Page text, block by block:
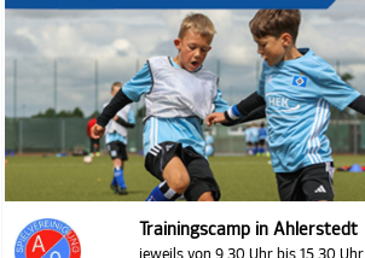
Trainingscamp in Ahlerstedt
jeweils von 9.30 Uhr bis 15.30 Uhr